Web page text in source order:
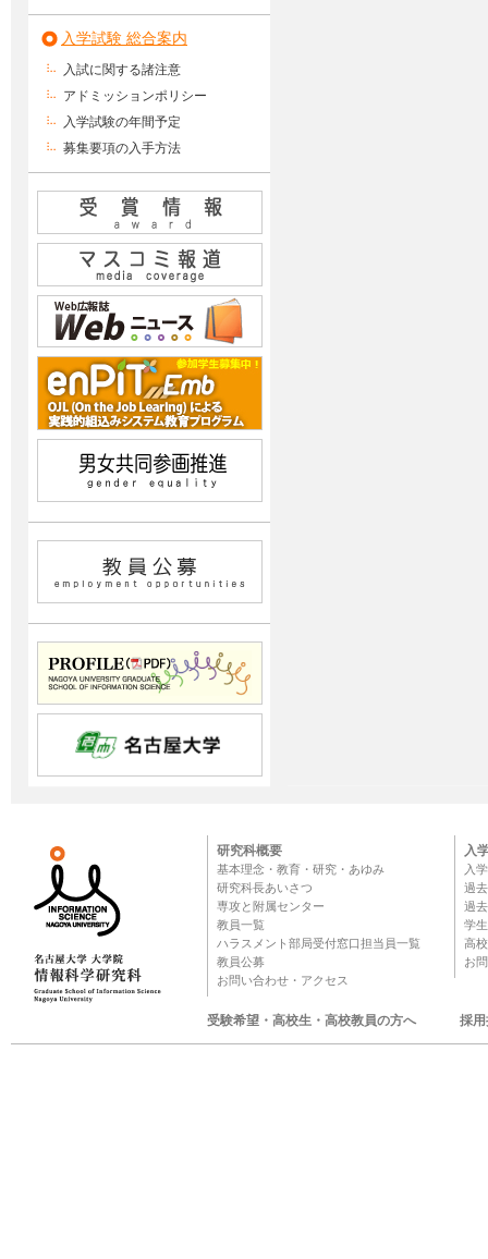
入学試験 総合案内
入試に関する諸注意
アドミッションポリシー
入学試験の年間予定
募集要項の入手方法
研究科概要
基本理念・教育・研究・あゆみ
研究科長あいさつ
専攻と附属センター
教員一覧
ハラスメント部局受付窓口担当員一覧
教員公募
お問い合わせ・アクセス
入
入
過
過
学
高
お
受験希望・高校生・高校教員の方へ 採用